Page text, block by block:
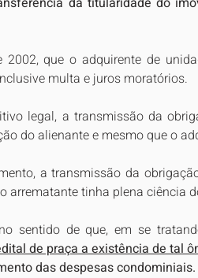
que o adquirente de
multa e juros moratórios.
legal, a transmissão da
do alienante e mesmo que o
a transmissão da
arrematante tinha plena ciência
sentido de que, em se
de praça a existência de tal
das despesas condominiais.